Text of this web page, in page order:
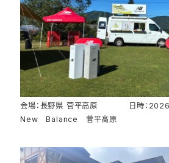
New Balance 菅平高原
会場：長野県 菅平高原 日時：2026年